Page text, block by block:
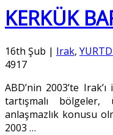
KERKÜK
16th Şub | Irak,
4917
ABD’nin 2003’te
tartışmalı
anlaşmazlık konusu
2003 …